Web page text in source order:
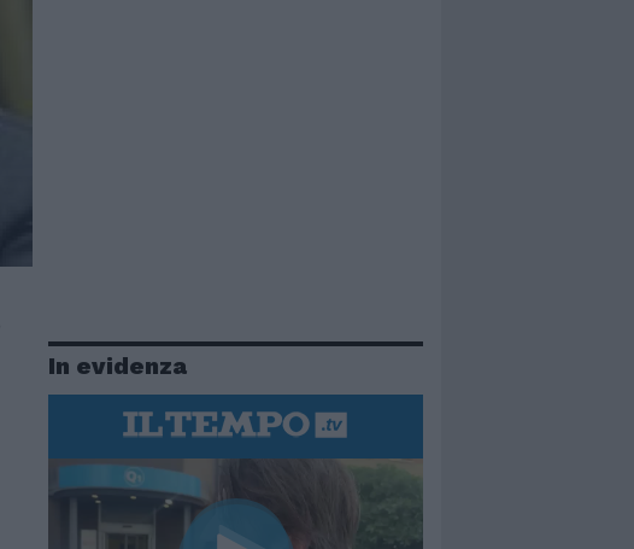
In evidenza